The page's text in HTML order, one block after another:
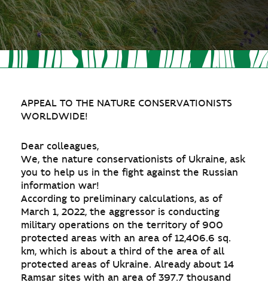
APPEAL TO THE NATURE CONSERVATIONISTS
WORLDWIDE!
Dear colleagues,
We, the nature conservationists of Ukraine, ask
you to help us in the fight against the Russian
information war!
According to preliminary calculations, as of
March 1, 2022, the aggressor is conducting
military operations on the territory of 900
protected areas with an area of 12,406.6 sq.
km, which is about a third of the area of all
protected areas of Ukraine. Already about 14
Ramsar sites with an area of 397.7 thousand